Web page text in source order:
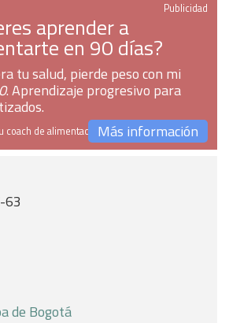
Publicidad
aprender a
en 90 días?
tu salud, pierde peso con mi
. Aprendizaje progresivo para
coach de alimentaciónMás información
63
de Bogotá